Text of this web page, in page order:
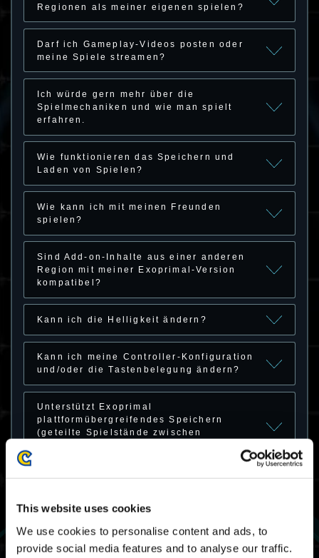
This website uses cookies
We use cookies to personalise content and ads, to
provide social media features and to analyse our traffic.
Regionen als meiner eigenen spielen?
Darf ich Gameplay-Videos posten oder
meine Spiele streamen?
Ich würde gern mehr über die
Spielmechaniken und wie man spielt
erfahren.
Wie funktionieren das Speichern und
Laden von Spielen?
Wie kann ich mit meinen Freunden
spielen?
Sind Add-on-Inhalte aus einer anderen
Region mit meiner Exoprimal-Version
kompatibel?
Kann ich die Helligkeit ändern?
Kann ich meine Controller-Konfiguration
und/oder die Tastenbelegung ändern?
Unterstützt Exoprimal
plattformübergreifendes Speichern
(geteilte Spielstände zwischen
verdienen, wenn ich sie während der